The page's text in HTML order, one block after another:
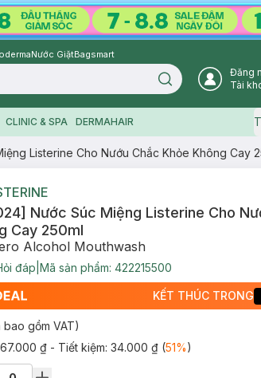
Nước GiặtBagsmart
Search icon
Đăng
Tài
CLINIC & SPA DERMAHAIR
Listerine Cho Nướu Chắc Khỏe Không Cay
Nước Súc Miệng Listerine Cho
Cay 250ml
Alcohol Mouthwash
đáp Mã sản phẩm: 422215500
KẾT THÚC TRONG
bao gồm VAT)
67.000 ₫ - Tiết kiệm: 34.000 ₫(51%)